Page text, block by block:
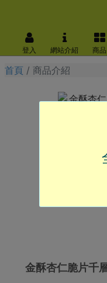
登入 網站介紹 商品
首頁 商品介紹
金酥杏仁脆片千